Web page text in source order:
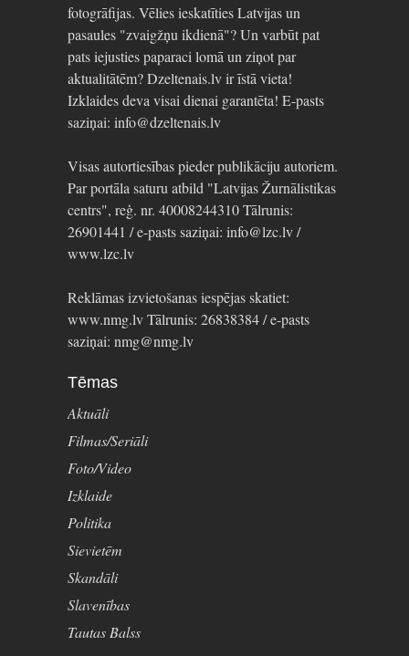
fotogrāfijas. Vēlies ieskatīties Latvijas un
pasaules "zvaigžņu ikdienā"? Un varbūt pat
pats iejusties paparaci lomā un ziņot par
aktualitātēm? Dzeltenais.lv ir īstā vieta!
Izklaides deva visai dienai garantēta! E-pasts
saziņai: info@dzeltenais.lv
Visas autortiesības pieder publikāciju autoriem.
Par portāla saturu atbild "Latvijas Žurnālistikas
centrs", reģ. nr. 40008244310 Tālrunis:
26901441 / e-pasts saziņai: info@lzc.lv /
www.lzc.lv
Reklāmas izvietošanas iespējas skatiet:
www.nmg.lv Tālrunis: 26838384 / e-pasts
saziņai: nmg@nmg.lv
Tēmas
Aktuāli
Filmas/Seriāli
Foto/Video
Izklaide
Politika
Sievietēm
Skandāli
Slavenības
Tautas Balss